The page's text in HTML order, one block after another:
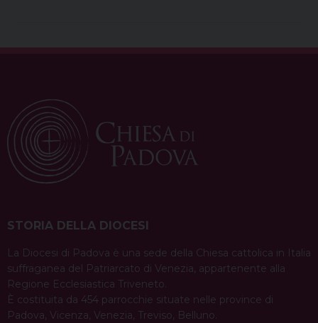
STORIA DELLA DIOCESI
La Diocesi di Padova è una sede della Chiesa cattolica in Italia
suffraganea del Patriarcato di Venezia, appartenente alla
Regione Ecclesiastica Triveneto.
È costituita da 454 parrocchie situate nelle province di
Padova, Vicenza, Venezia, Treviso, Belluno.